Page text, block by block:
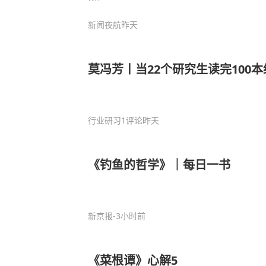
新闻夜航昨天
莫冯芳丨当22个研究生读完100
行业研习1评论昨天
《钓鱼的哲学》｜每日一书
新京报-3小时前
《菜根谭》心解5